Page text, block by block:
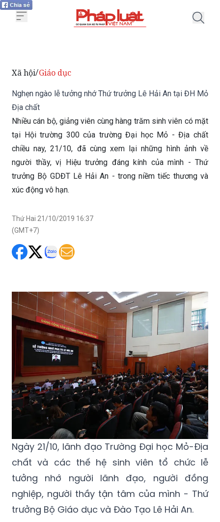
Xã hội/Giáo dục
Nghẹn ngào lễ tưởng nhớ Thứ trưởng Lê Hải An tại ĐH Mỏ
Địa chất
Nhiều cán bộ, giảng viên cùng hàng trăm sinh viên có mặt
tại Hội trường 300 của trường Đại học Mỏ - Địa chất
chiều nay, 21/10, đã cùng xem lại những hình ảnh về
người thầy, vị Hiệu trưởng đáng kính của mình - Thứ
xúc động vô hạn.
Thứ Hai 21/10/2019 16:37
Ngày 21/10, lãnh đạo Trường Đại học Mỏ-Địa
chất và các thế hệ sinh viên tổ chức lễ
tưởng nhớ người lãnh đạo, người đồng